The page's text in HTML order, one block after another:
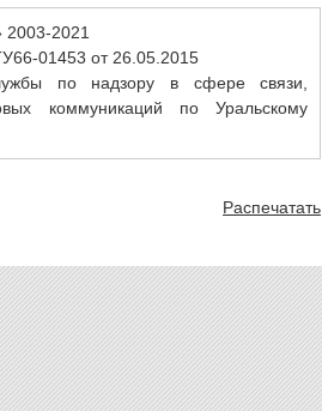
2003-2021
01453 от 26.05.2015
по надзору в сфере связи,
коммуникаций по Уральскому
Распечатать